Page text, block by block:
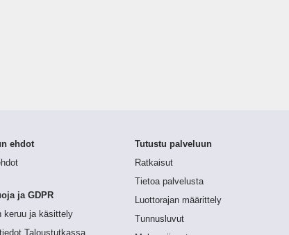
ehdot
ja GDPR
keruu ja käsittely
Taloustutkassa
Tutustu palveluun
Ratkaisut
Tietoa palvelusta
Luottorajan määrittely
Tunnusluvut